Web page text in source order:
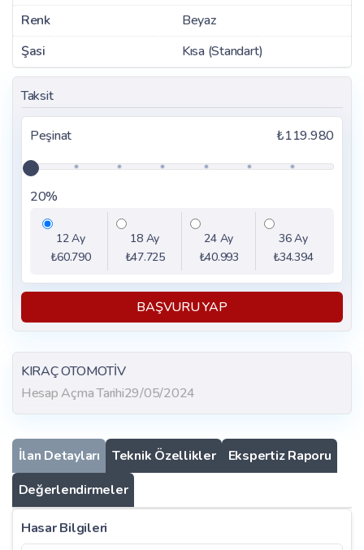
Renk
Beyaz
Şasi
Kısa (Standart)
Taksit
Peşinat ₺119.980
20%
12 Ay
₺60.790
18 Ay
₺47.725
24 Ay
₺40.993
36 Ay
₺34.394
BAŞVURU YAP
KIRAÇ OTOMOTİV
Hesap Açma Tarihi29/05/2024
İlan Detayları Teknik Özellikler
Ekspertiz Raporu
Değerlendirmeler
Hasar Bilgileri